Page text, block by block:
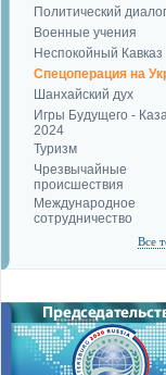
Политический диалог
Военные учения
Неспокойный Кавказ
Спецоперация на
Шанхайский дух
Игры Будущего -
2024
Туризм
Чрезвычайные
происшествия
Международное
сотрудничество
Все